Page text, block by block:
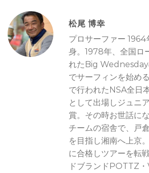
松尾 博幸
プロサーファー 1964
身。1978年、全国ロ
れたBig Wednesday
でサーフィンを始め
で行われたNSA全日
として出場しジュニ
賞。その時お世話に
チームの宿舎で、戸
を目指し湘南へ上京
に合格しツアーを転
ドブランドPOTTZ